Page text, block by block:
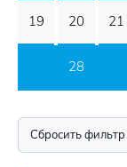
19 20 21
28
Сбросить фильтр